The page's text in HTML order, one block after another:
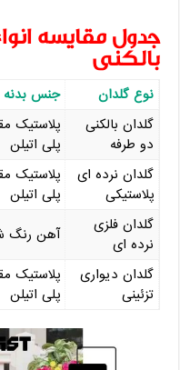
جدول مقایسه
بالکنی
نوع گلدان جنس بدنه
گلدان بالکنی
دو طرفه
پلاستیک
پلی ‌اتیلن
گلدان نرده‌ ای
پلاستیکی
پلاستیک
پلی ‌اتیلن
گلدان فلزی
نرده ‌ای
آهن رنگ
گلدان دیواری
تزئینی
پلاستیک
پلی ‌اتیلن